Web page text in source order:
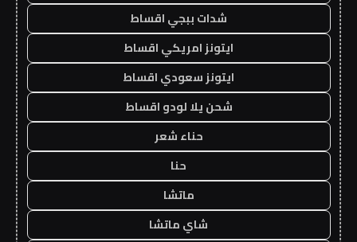
شدات ببجي اقساط
ايتونز امريكي اقساط
ايتونز سعودي اقساط
شحن يلا لودو اقساط
حناء شعر
حنا
ماتشا
شاي ماتشا